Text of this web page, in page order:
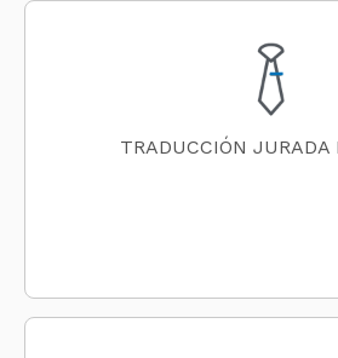
TRADUCCIÓN JURADA